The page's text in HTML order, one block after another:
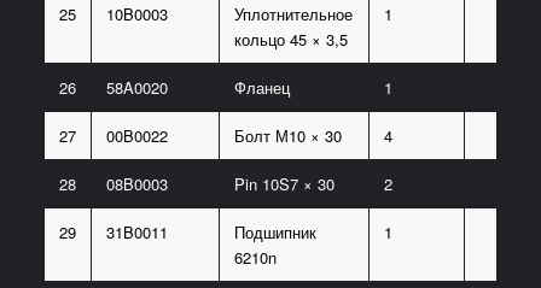
25 10B0003
Уплотнительное
кольцо 45 × 3,5
1
26 58A0020 Фланец 1
27 00B0022 Болт М10 × 30 4
28 08B0003 Pin 10S7 × 30 2
29 31B0011
Подшипник
6210n
1